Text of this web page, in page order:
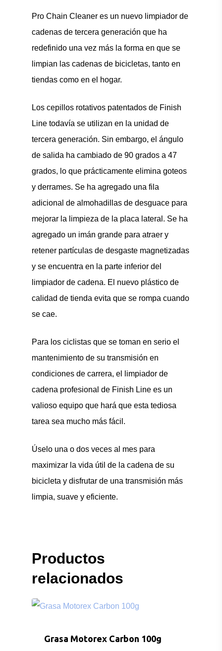
Pro Chain Cleaner es un nuevo limpiador de
cadenas de tercera generación que ha
redefinido una vez más la forma en que se
limpian las cadenas de bicicletas, tanto en
tiendas como en el hogar.
Los cepillos rotativos patentados de Finish
Line todavía se utilizan en la unidad de
tercera generación. Sin embargo, el ángulo
de salida ha cambiado de 90 grados a 47
grados, lo que prácticamente elimina goteos
y derrames. Se ha agregado una fila
adicional de almohadillas de desguace para
mejorar la limpieza de la placa lateral. Se ha
agregado un imán grande para atraer y
retener partículas de desgaste magnetizadas
y se encuentra en la parte inferior del
limpiador de cadena. El nuevo plástico de
calidad de tienda evita que se rompa cuando
se cae.
Para los ciclistas que se toman en serio el
mantenimiento de su transmisión en
condiciones de carrera, el limpiador de
cadena profesional de Finish Line es un
valioso equipo que hará que esta tediosa
tarea sea mucho más fácil.
Úselo una o dos veces al mes para
maximizar la vida útil de la cadena de su
bicicleta y disfrutar de una transmisión más
limpia, suave y eficiente.
Productos
relacionados
Grasa Motorex Carbon 100g